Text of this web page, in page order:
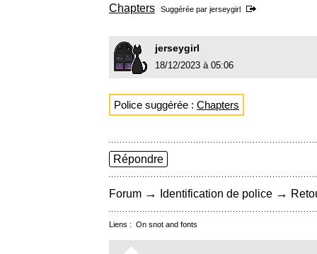
Chapters Suggérée par jerseygirl
jerseygirl
18/12/2023 à 05:06
Police suggérée : Chapters
Répondre
Forum → Identification de police →
Liens : On snot and fonts